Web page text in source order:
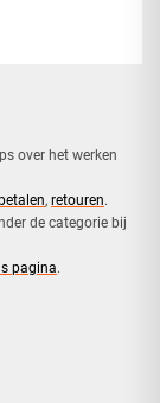
over het werken
, retouren.​
de categorie bij
pagina.